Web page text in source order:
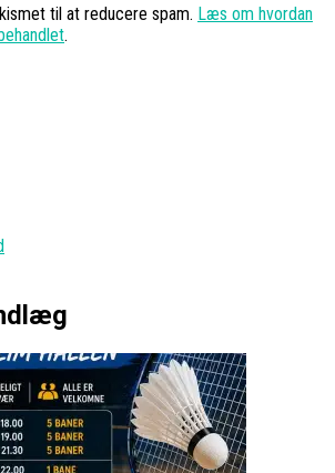
til at reducere spam. Læs om hvordan
.